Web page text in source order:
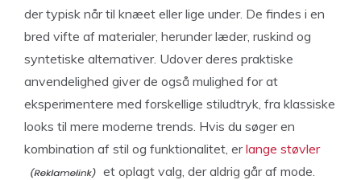
der typisk når til knæet eller lige under. De findes i en
bred vifte af materialer, herunder læder, ruskind og
syntetiske alternativer. Udover deres praktiske
anvendelighed giver de også mulighed for at
eksperimentere med forskellige stiludtryk, fra klassiske
looks til mere moderne trends. Hvis du søger en
kombination af stil og funktionalitet, erlange støvler
et oplagt valg, der aldrig går af mode.